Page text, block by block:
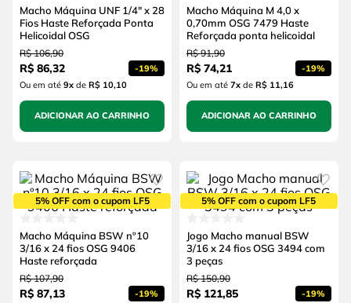
Macho Máquina UNF 1/4" x 28
Fios Haste Reforçada Ponta
Helicoidal OSG
R$ 106,90
R$ 86,32 -19%
Ou em até 9xde R$ 10,10
ADICIONAR AO CARRINHO
Macho Máquina M 4,0 x
0,70mm OSG 7479 Haste
Reforçada ponta helicoidal
R$ 91,90
R$ 74,21 -19%
Ou em até 7xde R$ 11,16
ADICIONAR AO CARRINHO
5% OFF com o cupom LF5
Macho Máquina BSW nº10
3/16 x 24 fios OSG 9406
Haste reforçada
R$ 107,90
R$ 87,13 -19%
5% OFF com o cupom LF5
Jogo Macho manual BSW
3/16 x 24 fios OSG 3494 com
3 peças
R$ 150,90
R$ 121,85 -19%